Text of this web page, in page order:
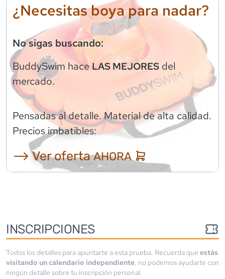
¿Necesitas boya para nadar?
No sigas buscando:
BuddySwim haceLAS MEJORES del
mercado.
Pensadas al detalle. Material de alta calidad.
Precios imbatibles:
⟶ Ver ofertaAHORA
INSCRIPCIONES
Todos los detalles para apuntarte a esta prueba. Recuerda que estás
visitando un calendario independiente, no podemos ayudarte con
ningún detalle sobre tu inscripción personal.